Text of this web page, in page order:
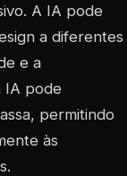
A IA pode
a diferentes
e a
IA pode
permitindo
às